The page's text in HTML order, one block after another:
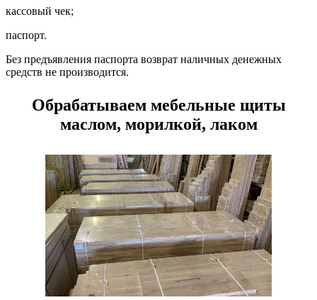
кассовый чек;
паспорт.
Без предъявления паспорта возврат наличных денежных
средств не производится.
Обрабатываем мебельные щиты
маслом, морилкой, лаком